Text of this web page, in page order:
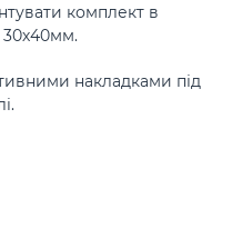
комплект в
30х40мм.
накладками під